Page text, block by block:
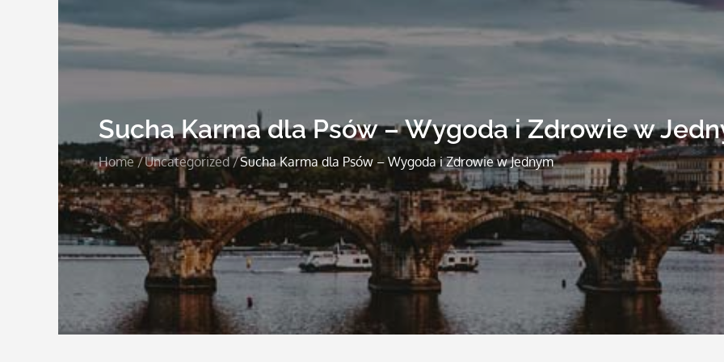
Sucha Karma dla Psów – Wygoda i Zdrowie w
Home Uncategorized Sucha Karma dla Psów – Wygoda i Zdrowie w Jednym